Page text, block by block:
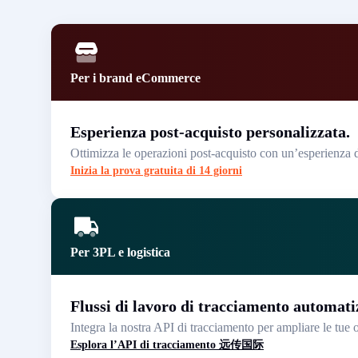
Per i brand eCommerce
Esperienza post-acquisto personalizzata.
Ottimizza le operazioni post-acquisto con
Inizia la prova gratuita di 14 giorni
Per 3PL e logistica
Flussi di lavoro di tracciamento
Integra la nostra API di tracciamento per ampliare le
Esplora l’API di tracciamento 远传国际